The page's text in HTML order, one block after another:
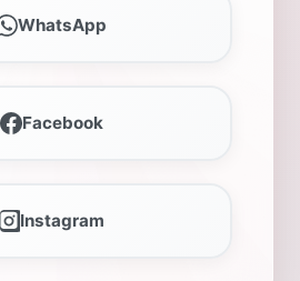
WhatsApp
Facebook
Instagram